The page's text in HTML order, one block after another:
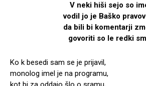
V neki hiši sejo so
vodil jo je Baško
da bili bi komentarji
govoriti so le redki
Ko k besedi sam se je prijavil,
monolog imel je na programu,